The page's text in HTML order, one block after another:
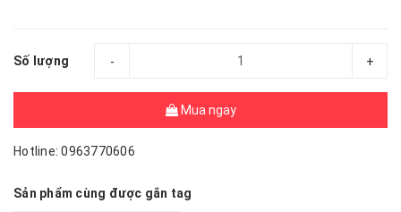
Số lượng - +
Mua ngay
Hotline: 0963770606
Sản phẩm cùng được gắn tag